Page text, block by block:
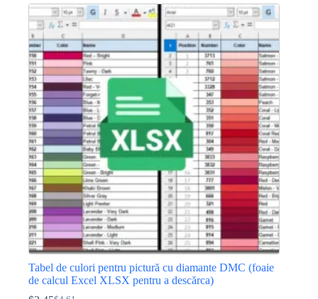
fost:
$10.39.
$5.77.
Tabel de culori pentru pictură cu diamante DMC (foaie
de calcul Excel XLSX pentru a descărca)